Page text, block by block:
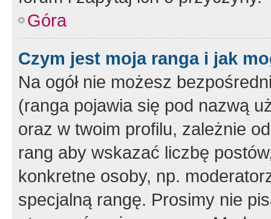
Góra
Czym jest moja ranga i jak
Na ogół nie możesz
(ranga pojawia się pod nazwą
oraz w twoim profilu, zależnie
rang aby wskazać liczbę
konkretne osoby, np.
specjalną rangę. Prosimy nie